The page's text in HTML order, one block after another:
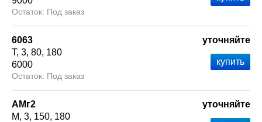
Под заказ
6063
Т 3 80 180
6000
Под заказ
уточняйте
АМг2
М 3 150 180
уточняйте